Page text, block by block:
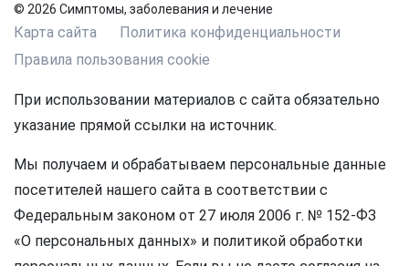
© 2026 Симптомы, заболевания и лечение
Карта сайта
Политика конфиденциальности
Правила пользования cookie
При использовании материалов с сайта обязательно
указание прямой ссылки на источник.
Мы получаем и обрабатываем персональные данные
посетителей нашего сайта в соответствии с
Федеральным законом от 27 июля 2006 г. № 152-ФЗ
«О персональных данных» и политикой обработки